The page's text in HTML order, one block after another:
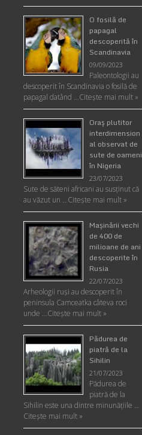
O fosilă de
papagal
descoperită în
Scandinavia
09/09/2023
Paleontologii au
descoperit în Scandinavia o fosilă de
papagal datând …Citește mai mult »
Oraş plutitor
interdimension
al observat de
sute de oameni
în Nigeria
23/07/2023
Sute de săteni africani au susținut că
au văzut un …Citește mai mult »
Maşinării vechi
de 400 de
milioane de ani
descoperite în
Rusia
22/07/2023
Arheologii ruşi au descoperit în
peninsula Camceatka câteva roci
unde …Citește mai mult »
Pădurea de
piatră de la
Sihilin
21/07/2023
Pădurea de
piatră de la
Sihilin este una dintre minunăţiile …
Citește mai mult »